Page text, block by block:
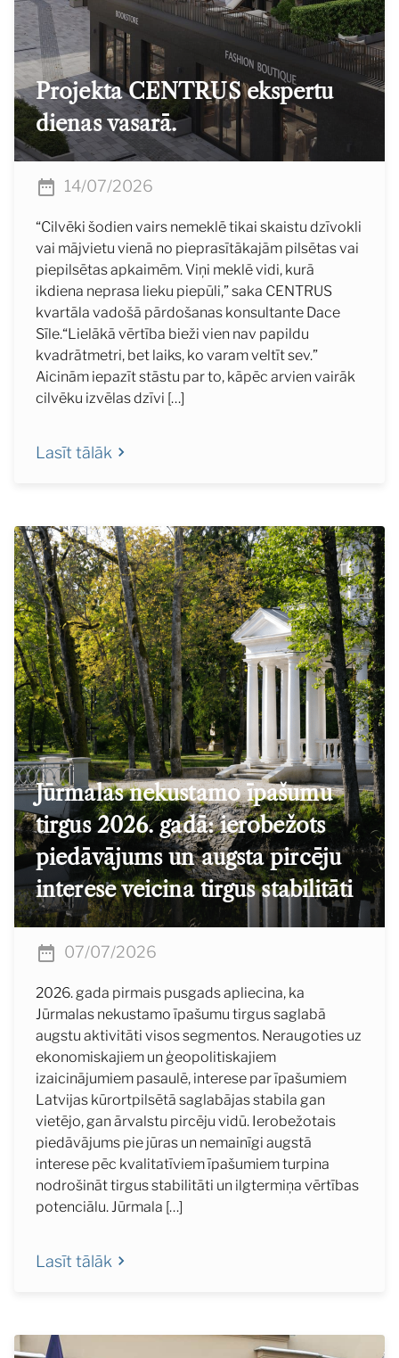
Projekta CENTRUS ekspertu
dienas vasarā.
14/07/2026
“Cilvēki šodien vairs nemeklē tikai skaistu dzīvokli
vai mājvietu vienā no pieprasītākajām pilsētas vai
piepilsētas apkaimēm. Viņi meklē vidi, kurā
ikdiena neprasa lieku piepūli,” saka CENTRUS
kvartāla vadošā pārdošanas konsultante Dace
Sīle.“Lielākā vērtība bieži vien nav papildu
kvadrātmetri, bet laiks, ko varam veltīt sev.”
Aicinām iepazīt stāstu par to, kāpēc arvien vairāk
cilvēku izvēlas dzīvi […]
Lasīt tālāk
Jūrmalas nekustamo īpašumu
tirgus 2026. gadā: ierobežots
piedāvājums un augsta pircēju
interese veicina tirgus stabilitāti
07/07/2026
2026. gada pirmais pusgads apliecina, ka
Jūrmalas nekustamo īpašumu tirgus saglabā
augstu aktivitāti visos segmentos. Neraugoties uz
ekonomiskajiem un ģeopolitiskajiem
izaicinājumiem pasaulē, interese par īpašumiem
Latvijas kūrortpilsētā saglabājas stabila gan
vietējo, gan ārvalstu pircēju vidū. Ierobežotais
piedāvājums pie jūras un nemainīgi augstā
interese pēc kvalitatīviem īpašumiem turpina
nodrošināt tirgus stabilitāti un ilgtermiņa vērtības
potenciālu. Jūrmala […]
Lasīt tālāk